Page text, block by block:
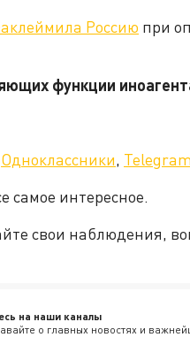
Россию при
функции
Одноклассники, Telegram
самое интересное.
свои наблюдения,
на наши каналы
о главных новостях и